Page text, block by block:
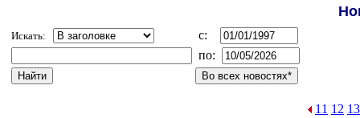
Искать:
c:
по:
11 12 13